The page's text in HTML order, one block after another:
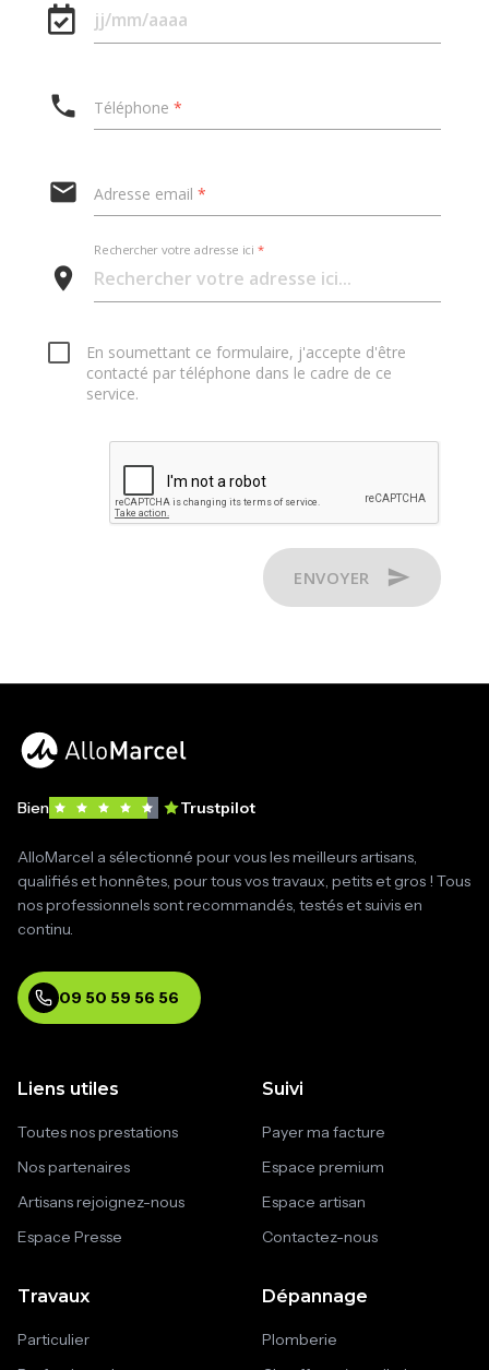
Téléphone*
Adresse email*
Rechercher votre adresse ici *
En soumettant ce formulaire, j'accepte d'être
contacté par téléphone dans le cadre de ce
service.
ENVOYER
Bien Trustpilot
AlloMarcel a sélectionné pour vous les meilleurs artisans,
qualifiés et honnêtes, pour tous vos travaux, petits et gros ! Tous
nos professionnels sont recommandés, testés et suivis en
continu.
09 50 59 56 56
Liens utiles
Toutes nos prestations
Nos partenaires
Artisans rejoignez-nous
Espace Presse
Suivi
Payer ma facture
Espace premium
Espace artisan
Contactez-nous
Travaux
Particulier
Dépannage
Plomberie